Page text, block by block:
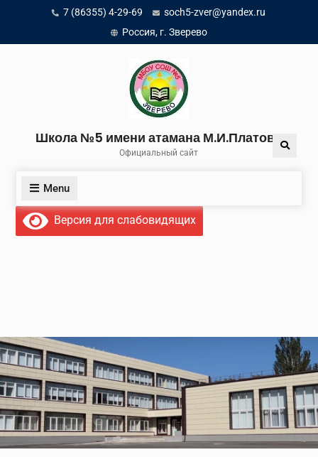
content
7 (86355) 4-29-69
soch5-zver@yandex.ru
Россия, г. Зверево
Школа №5 имени атамана М.И.Платова
Официальный сайт
Menu
Search
Версия для слабовидящих